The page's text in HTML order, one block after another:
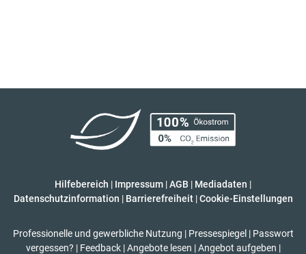
Hilfebereich | Impressum |AGB | Mediadaten |
Datenschutzinformation | Barrierefreiheit | Cookie-Einstellungen
Professionelle und gewerbliche Nutzung | Pressespiegel | Passwort
vergessen? | Feedback | Angebote lesen | Angebot aufgeben |